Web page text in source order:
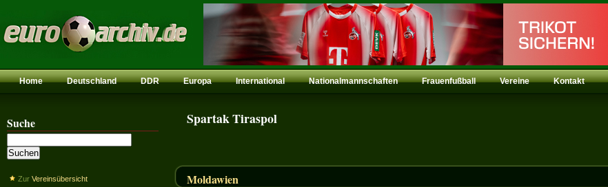
Home Deutschland DDR Europa International Nationalmannschaften Frauenfußball Vereine Kontakt
Suche
Zur Vereinsübersicht
Spartak Tiraspol
Moldawien